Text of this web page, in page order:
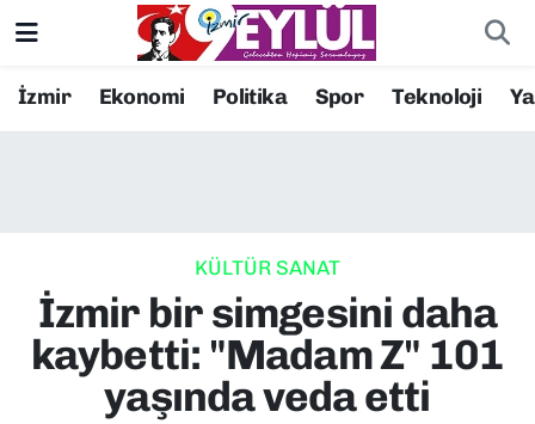
İzmir Ekonomi Politika Spor Teknoloji
KÜLTÜR SANAT
İzmir bir simgesini daha
kaybetti: "Madam Z" 101
yaşında veda etti
Resmi İlanlar
EKONOMİ
KÜLTÜR SANAT
Konak Nöbetçi Eczaneler
Süper Lig Puan Durumu ve Fikstür
Tüm Manşetler
Son Dakika Haberleri